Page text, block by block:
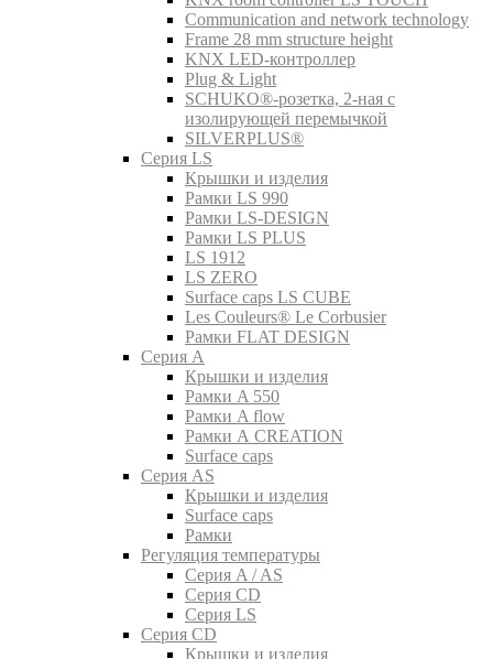
Communication and network technology
Frame 28 mm structure height
KNX LED-контроллер
Plug & Light
SCHUKO®-розетка, 2-ная с
изолирующей перемычкой
SILVERPLUS®
Серия LS
Крышки и изделия
Рамки LS 990
Рамки LS-DESIGN
Рамки LS PLUS
LS 1912
LS ZERO
Surface caps LS CUBE
Les Couleurs® Le Corbusier
Рамки FLAT DESIGN
Серия A
Крышки и изделия
Рамки A 550
Рамки A flow
Рамки A CREATION
Surface caps
Серия AS
Крышки и изделия
Surface caps
Рамки
Регуляция температуры
Серия A / AS
Серия CD
Серия LS
Серия CD
Крышки и изделия